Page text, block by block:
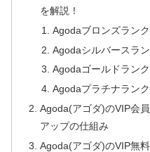
を解説！
Agodaブロンズラン
Agodaシルバースラ
Agodaゴールドラン
Agodaプラチナラン
Agoda(アゴダ)のVIP会
アップの仕組み
Agoda(アゴダ)のVIP無